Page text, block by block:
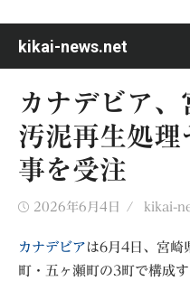
content
kikai-news.net
カナデビア
汚泥再生処理
事を受注
Posted
2026年6月4日 Author
kikai-
カナデビア は6月4日、宮崎
町・五ヶ瀬町の3町で構成す